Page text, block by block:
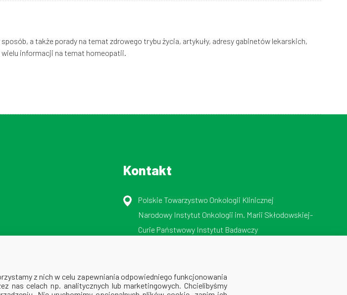
a także porady na temat zdrowego trybu życia, artykuły, adresy gabinetów lekarskich,
informacji na temat homeopatii.
Kontakt
Polskie Towarzystwo Onkologii Klinicznej
Narodowy Instytut Onkologii im. Marii Skłodowskiej-
Curie Państwowy Instytut Badawczy
z nich w celu zapewniania odpowiedniego funkcjonowania
nas celach np. analitycznych lub marketingowych. Chcielibyśmy